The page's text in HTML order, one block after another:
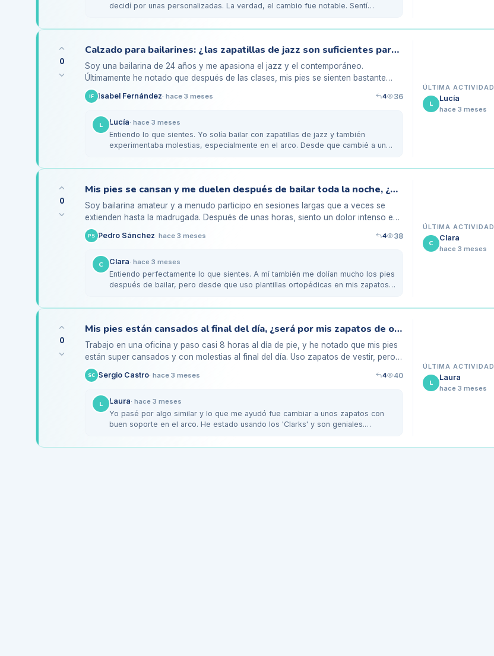
decidí por unas personalizadas. La verdad, el cambio fue notable. Sentí
0
Calzado para bailarines: ¿las zapatillas de jazz son suficientes para la biomecánica?
Soy una bailarina de 24 años y me apasiona el jazz y el contemporáneo.
Últimamente he notado que después de las clases, mis pies se sienten bastante
fatigados y, en ocasiones,…
IF Isabel Fernández· hace 3 meses 4 36
L Lucía· hace 3 meses
Entiendo lo que sientes. Yo solía bailar con zapatillas de jazz y también
experimentaba molestias, especialmente en el arco. Desde que cambié a unas
ÚLTIMA ACTIVIDAD
L
Lucía
hace 3 meses
0
Mis pies se cansan y me duelen después de bailar toda la noche, ¿es normal?
Soy bailarina amateur y a menudo participo en sesiones largas que a veces se
extienden hasta la madrugada. Después de unas horas, siento un dolor intenso en
la planta del pie y en…
PS Pedro Sánchez· hace 3 meses 4 38
C Clara· hace 3 meses
Entiendo perfectamente lo que sientes. A mí también me dolían mucho los pies
después de bailar, pero desde que uso plantillas ortopédicas en mis zapatos,
ÚLTIMA ACTIVIDAD
C
Clara
hace 3 meses
0
Mis pies están cansados al final del día, ¿será por mis zapatos de oficina?
Trabajo en una oficina y paso casi 8 horas al día de pie, y he notado que mis pies
están super cansados y con molestias al final del día. Uso zapatos de vestir, pero
me pregunto…
SC Sergio Castro· hace 3 meses 4 40
L Laura· hace 3 meses
Yo pasé por algo similar y lo que me ayudó fue cambiar a unos zapatos con
buen soporte en el arco. He estado usando los 'Clarks' y son geniales.
ÚLTIMA ACTIVIDAD
L
Laura
hace 3 meses